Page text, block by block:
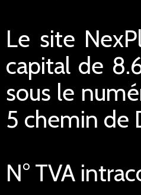
Le site
capital de
sous le
5 chemin de
N° TVA